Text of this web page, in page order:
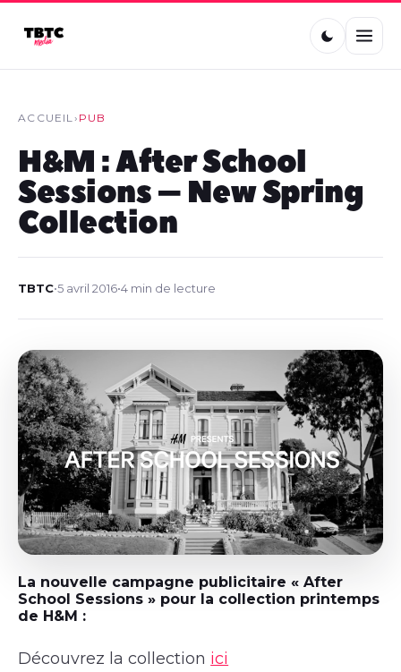
ACCUEIL› PUB
H&M : After School
Sessions – New Spring
Collection
TBTC•5 avril 2016•4 min de lecture
La nouvelle campagne publicitaire « After
School Sessions » pour la collection printemps
de H&M :
Découvrez la collection ici